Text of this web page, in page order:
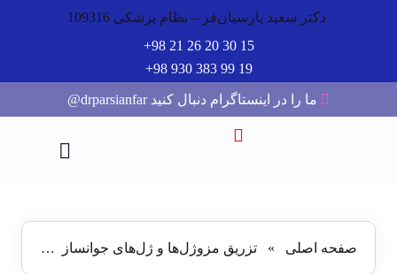
دکتر سعید پارسیان‌فر – نظام پزشکی 109316
15 30 20 26 21 98+
19 99 383 930 98+
ما را در اینستاگرام دنبال کنید drparsianfar@
صفحه اصلی »تزریق مزوژل‌ها و ژل‌های جوانساز